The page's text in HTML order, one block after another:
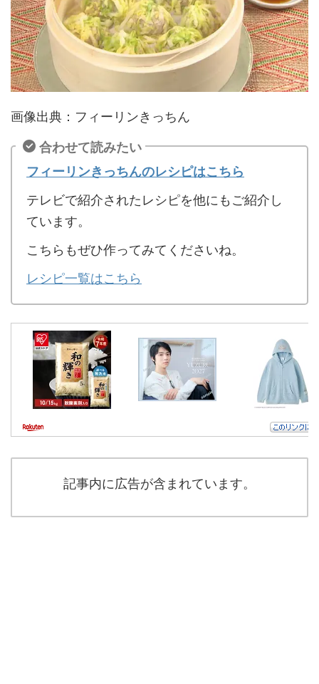
画像出典：フィーリンきっちん
合わせて読みたい
フィーリンきっちんのレシピはこちら
テレビで紹介されたレシピを他にもご紹介し
ています。
こちらもぜひ作ってみてくださいね。
レシピ一覧はこちら
記事内に広告が含まれています。